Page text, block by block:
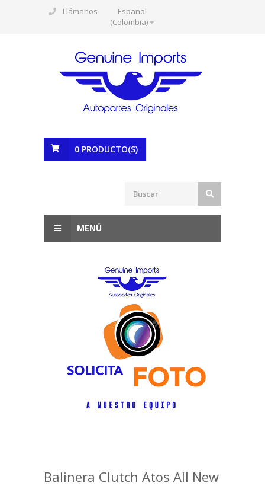
Llámanos
Español
(Colombia)
0 PRODUCTO(S)
MENÚ
Balinera Clutch Atos All New